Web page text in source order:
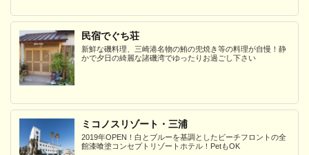
民宿でぐち荘
新鮮な磯料理、三崎港名物の鮪の兜焼き等の料理が自慢！静
かで夕日の綺麗な諸磯湾でゆったりお過ごし下さい
ミコノスリゾート・三浦
2019年OPEN！白とブルーを基調としたビーチフロントの全
館漆喰塗コンセプトリゾートホテル！PetもOK